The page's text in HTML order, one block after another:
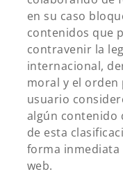
en su caso
contenidos que
contravenir la
internacional,
moral y el orden
usuario
algún contenido
de esta
forma
web.